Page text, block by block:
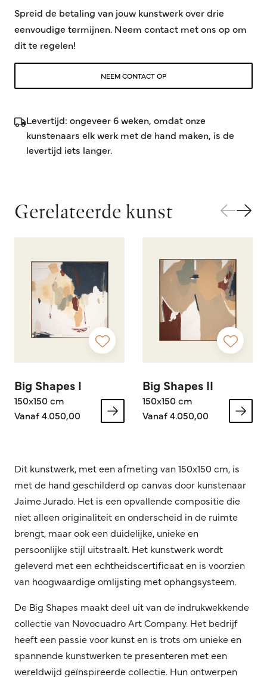
Spreid de betaling van jouw kunstwerk over drie
eenvoudige termijnen. Neem contact met ons op om
dit te regelen!
NEEM CONTACT OP
Levertijd: ongeveer 6 weken, omdat onze
kunstenaars elk werk met de hand maken, is de
levertijd iets langer.
Gerelateerde kunst
Big Shapes I
150x150 cm
Vanaf 4.050,00
Big Shapes II
150x150 cm
Vanaf 4.050,00
Dit kunstwerk, met een afmeting van 150x150 cm, is
met de hand geschilderd op canvas door kunstenaar
Jaime Jurado. Het is een opvallende compositie die
niet alleen originaliteit en onderscheid in de ruimte
brengt, maar ook een duidelijke, unieke en
persoonlijke stijl uitstraalt. Het kunstwerk wordt
geleverd met een echtheidscertificaat en is voorzien
van hoogwaardige omlijsting met ophangsysteem.
De Big Shapes maakt deel uit van de indrukwekkende
collectie van Novocuadro Art Company. Het bedrijf
heeft een passie voor kunst en is trots om unieke en
spannende kunstwerken te presenteren met een
wereldwijd geïnspireerde collectie. Hun ontwerpen